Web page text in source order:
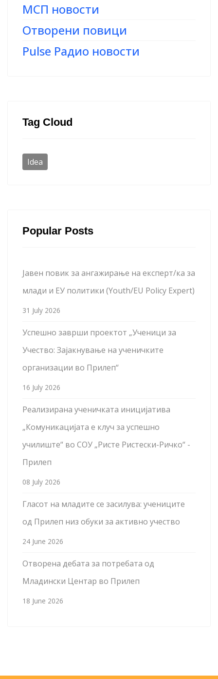
МСП новости
Отворени повици
Pulse Радио новости
Tag Cloud
Idea
Popular Posts
Јавен повик за ангажирање на експерт/ка за
млади и ЕУ политики (Youth/EU Policy Expert)
31 July 2026
Успешно заврши проектот „Ученици за
Учество: Зајакнување на ученичките
организации во Прилеп“
16 July 2026
Реализирана ученичката иницијатива
„Комуникацијата е клуч за успешно
училиште“ во СОУ „Ристе Ристески-Ричко“ -
Прилеп
08 July 2026
Гласот на младите се засилува: учениците
од Прилеп низ обуки за активно учество
24 June 2026
Отворена дебата за потребата од
Младински Центар во Прилеп
18 June 2026